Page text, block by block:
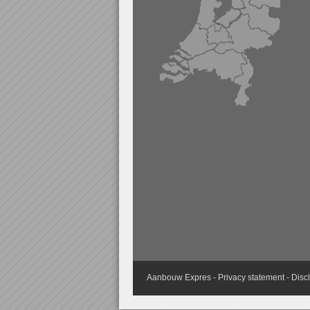
Aanbouw Expres - Privacy statement-